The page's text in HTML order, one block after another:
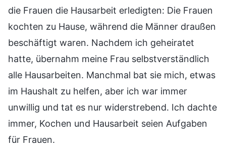
die Frauen die Hausarbeit erledigten: Die Frauen
kochten zu Hause, während die Männer draußen
beschäftigt waren. Nachdem ich geheiratet
hatte, übernahm meine Frau selbstverständlich
alle Hausarbeiten. Manchmal bat sie mich, etwas
im Haushalt zu helfen, aber ich war immer
unwillig und tat es nur widerstrebend. Ich dachte
immer, Kochen und Hausarbeit seien Aufgaben
für Frauen.